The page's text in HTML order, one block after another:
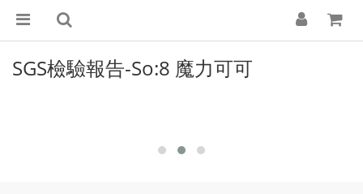
SGS檢驗報告-So:8 魔力可可